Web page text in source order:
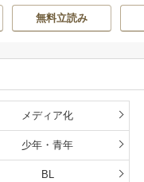
津寺里可子
無料立読み
メディア化
少年・青年
BL